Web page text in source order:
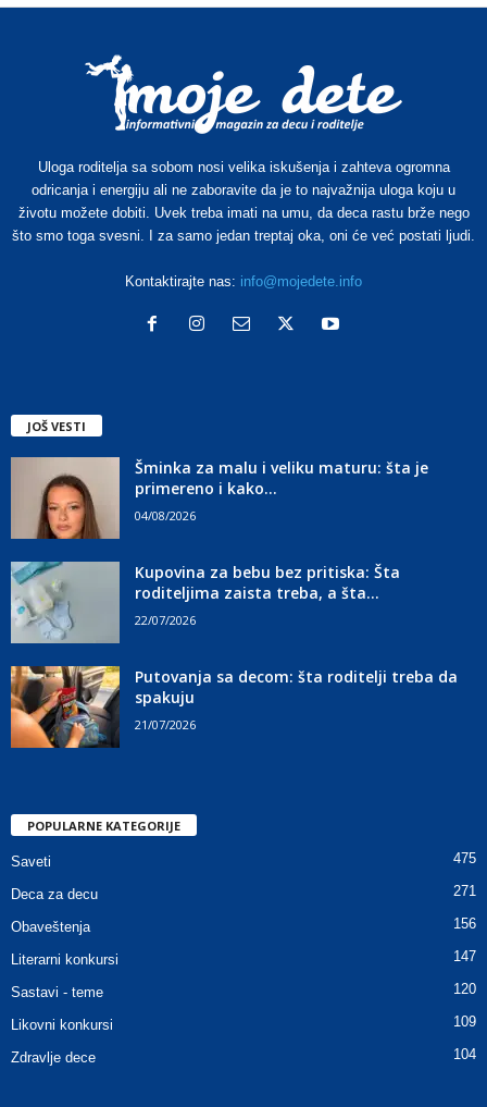
Uloga roditelja sa sobom nosi velika iskušenja i zahteva ogromna
odricanja i energiju ali ne zaboravite da je to najvažnija uloga koju u
životu možete dobiti. Uvek treba imati na umu, da deca rastu brže nego
što smo toga svesni. I za samo jedan treptaj oka, oni će već postati ljudi.
Kontaktirajte nas: info@mojedete.info
JOŠ VESTI
Šminka za malu i veliku maturu: šta je
primereno i kako...
04/08/2026
Kupovina za bebu bez pritiska: Šta
roditeljima zaista treba, a šta...
22/07/2026
Putovanja sa decom: šta roditelji treba da
spakuju
21/07/2026
POPULARNE KATEGORIJE
Saveti 475
Deca za decu 271
Obaveštenja 156
Literarni konkursi 147
Sastavi - teme 120
Likovni konkursi 109
Zdravlje dece 104